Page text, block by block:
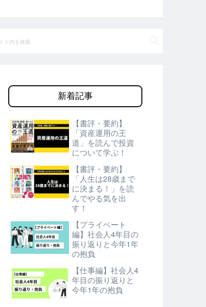
新着記事
【書評・要約】
「資産運用の王
道」を読んで投資
について学ぶ！
【書評・要約】
「人生は28歳まで
に決まる！」を読
んでやる気を出
す！
【プライベート
編】社会人4年目の
振り返りと今年1年
の抱負
【仕事編】社会人4
年目の振り返りと
今年1年の抱負